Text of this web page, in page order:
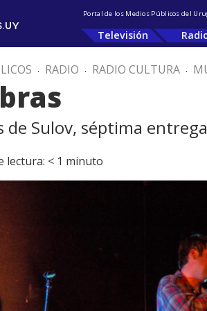
Portal de los Medios Públicos del
Televisión
. RADIO . RADIO CULTURA .
de Sulov, séptima entrega
lectura: < 1 minuto